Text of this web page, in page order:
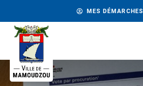
MES DÉMARCHES